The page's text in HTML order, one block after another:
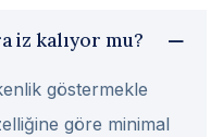
iz kalıyor mu?
göstermekle
göre minimal